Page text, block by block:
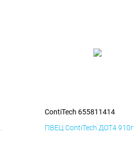
ContiTech 655811414
ПВЕЦ ContiTech ДОТ4 910г